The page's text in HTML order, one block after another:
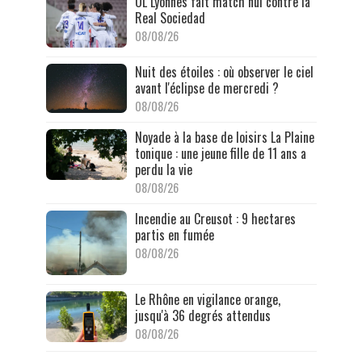
Real Sociedad
08/08/26
Nuit des étoiles : où observer le ciel
avant l'éclipse de mercredi ?
08/08/26
Noyade à la base de loisirs La Plaine
tonique : une jeune fille de 11 ans a
perdu la vie
08/08/26
Incendie au Creusot : 9 hectares
partis en fumée
08/08/26
Le Rhône en vigilance orange,
jusqu'à 36 degrés attendus
08/08/26